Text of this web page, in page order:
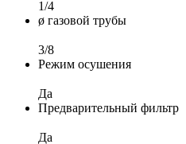
1/4
ø газовой трубы
3/8
Режим осушения
Да
Предварительный фильтр
Да